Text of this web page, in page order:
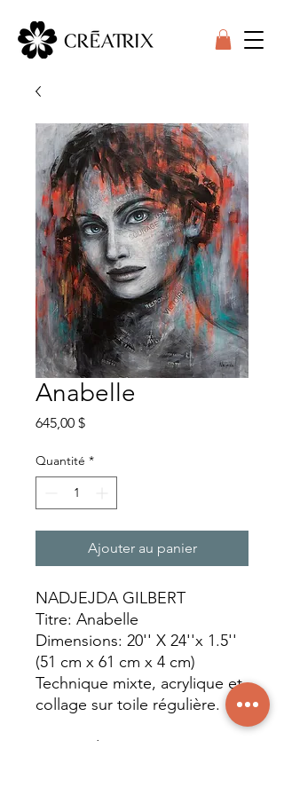
Anabelle
645,00 $Prix
Quantité *
Ajouter au panier
NADJEJDA GILBERT
Titre: Anabelle
Dimensions: 20'' X 24''x 1.5''
(51 cm x 61 cm x 4 cm)
Technique mixte, acrylique et
collage sur toile régulière.
© Tous droits réservés pour